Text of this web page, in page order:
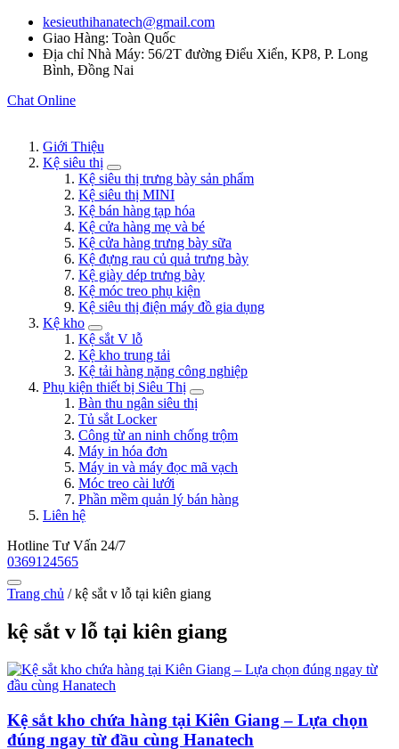
kesieuthihanatech@gmail.com
Giao Hàng: Toàn Quốc
Địa chỉ Nhà Máy: 56/2T đường Điểu Xiển, KP8, P. Long
Bình, Đồng Nai
Chat Online
Giới Thiệu
Kệ siêu thị
Kệ siêu thị trưng bày sản phẩm
Kệ siêu thị MINI
Kệ bán hàng tạp hóa
Kệ cửa hàng mẹ và bé
Kệ cửa hàng trưng bày sữa
Kệ đựng rau củ quả trưng bày
Kệ giày dép trưng bày
Kệ móc treo phụ kiện
Kệ siêu thị điện máy đồ gia dụng
Kệ kho
Kệ sắt V lỗ
Kệ kho trung tải
Kệ tải hàng nặng công nghiệp
Phụ kiện thiết bị Siêu Thị
Bàn thu ngân siêu thị
Tủ sắt Locker
Công từ an ninh chống trộm
Máy in hóa đơn
Máy in và máy đọc mã vạch
Móc treo cài lưới
Phần mềm quản lý bán hàng
Liên hệ
Hotline Tư Vấn 24/7
0369124565
Trang chủ /kệ sắt v lỗ tại kiên giang
kệ sắt v lỗ tại kiên giang
Kệ sắt kho chứa hàng tại Kiên Giang – Lựa chọn
đúng ngay từ đầu cùng Hanatech